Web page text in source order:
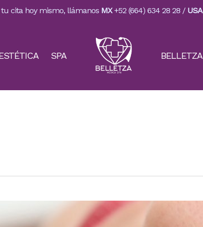
tu cita hoy mismo, llámanos MX +52 (664) 634 28 28/ USA
SPA BELLETZA